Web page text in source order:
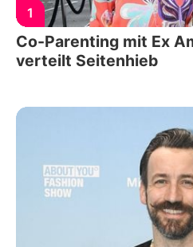
1
Co-Parenting mit Ex
verteilt Seitenhieb